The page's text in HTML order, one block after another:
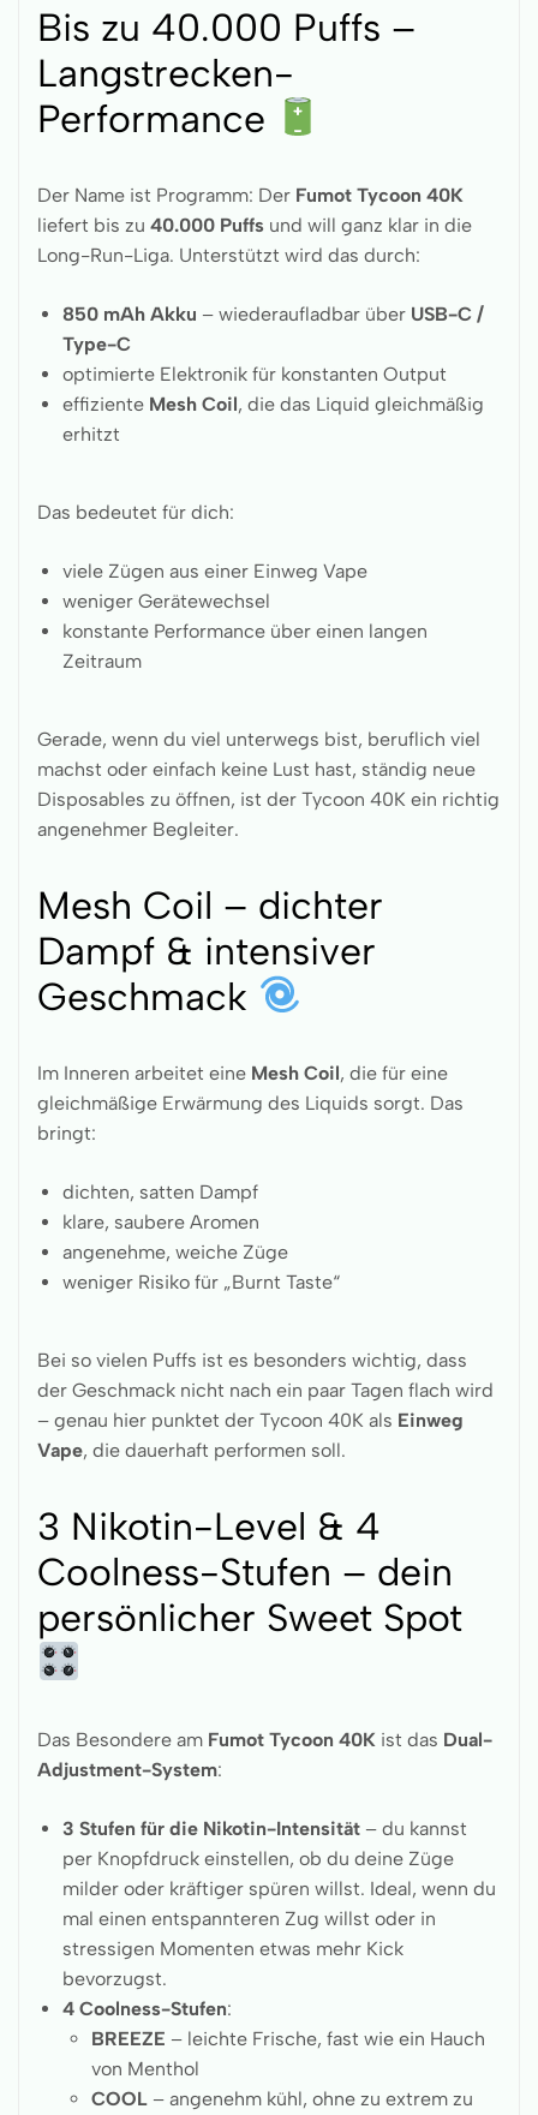
Bis zu 40.000 Puffs –
Langstrecken-
Performance
Der Name ist Programm: Der Fumot Tycoon 40K
liefert bis zu 40.000 Puffs und will ganz klar in die
Long-Run-Liga. Unterstützt wird das durch:
850 mAh Akku – wiederaufladbar über USB-C /
Type-C
optimierte Elektronik für konstanten Output
effiziente Mesh Coil, die das Liquid gleichmäßig
erhitzt
Das bedeutet für dich:
viele Zügen aus einer Einweg Vape
weniger Gerätewechsel
konstante Performance über einen langen
Zeitraum
Gerade, wenn du viel unterwegs bist, beruflich viel
machst oder einfach keine Lust hast, ständig neue
Disposables zu öffnen, ist der Tycoon 40K ein richtig
angenehmer Begleiter.
Mesh Coil – dichter
Dampf & intensiver
Geschmack
Im Inneren arbeitet eine Mesh Coil, die für eine
gleichmäßige Erwärmung des Liquids sorgt. Das
bringt:
dichten, satten Dampf
klare, saubere Aromen
angenehme, weiche Züge
weniger Risiko für „Burnt Taste“
Bei so vielen Puffs ist es besonders wichtig, dass
der Geschmack nicht nach ein paar Tagen flach wird
– genau hier punktet der Tycoon 40K als Einweg
Vape, die dauerhaft performen soll.
3 Nikotin-Level & 4
Coolness-Stufen – dein
persönlicher Sweet Spot
Das Besondere am Fumot Tycoon 40K ist das Dual-
Adjustment-System:
3 Stufen für die Nikotin-Intensität– du kannst
per Knopfdruck einstellen, ob du deine Züge
milder oder kräftiger spüren willst. Ideal, wenn du
mal einen entspannteren Zug willst oder in
stressigen Momenten etwas mehr Kick
bevorzugst.
4 Coolness-Stufen:
BREEZE – leichte Frische, fast wie ein Hauch
von Menthol
COOL– angenehm kühl, ohne zu extrem zu